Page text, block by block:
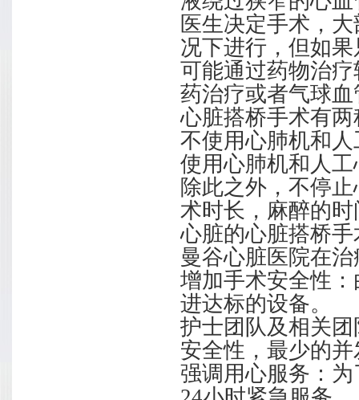
医生决定手术，
况下进行，但如
可能通过药物治
药治疗或者气球
心脏搭桥手术有两
不使用心肺机和
使用心肺机和人
除此之外，不停
术时长，麻醉的
心脏的心脏搭桥
曼谷心脏医院在
增加手术安全性
进达标的设备。
护士团队及相关
安全性，最少的并
强调用心服务：